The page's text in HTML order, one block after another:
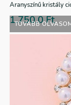
TOVÁBB
Aranyszínű kristály
1.750,0Ft